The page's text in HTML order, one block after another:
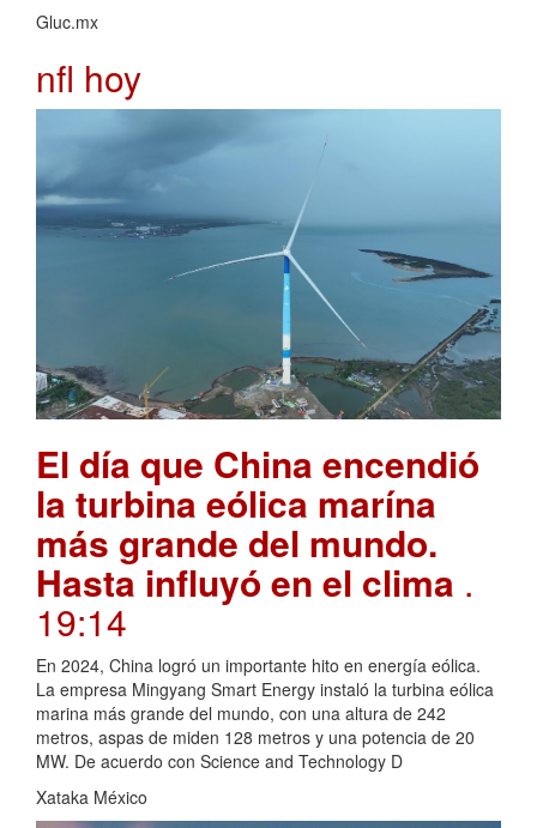
Gluc.mx
nfl hoy
El día que China encendió
la turbina eólica marína
más grande del mundo.
Hasta influyó en el clima .
19:14
En 2024, China logró un importante hito en energía eólica.
La empresa Mingyang Smart Energy instaló la turbina eólica
marina más grande del mundo, con una altura de 242
metros, aspas de miden 128 metros y una potencia de 20
MW. De acuerdo con Science and Technology D
Xataka México